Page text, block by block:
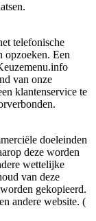
telefonische
opzoeken. Een
van onze
klantenservice te
doeleinden
deze worden
wettelijke
van deze
gekopieerd.
andere website. (